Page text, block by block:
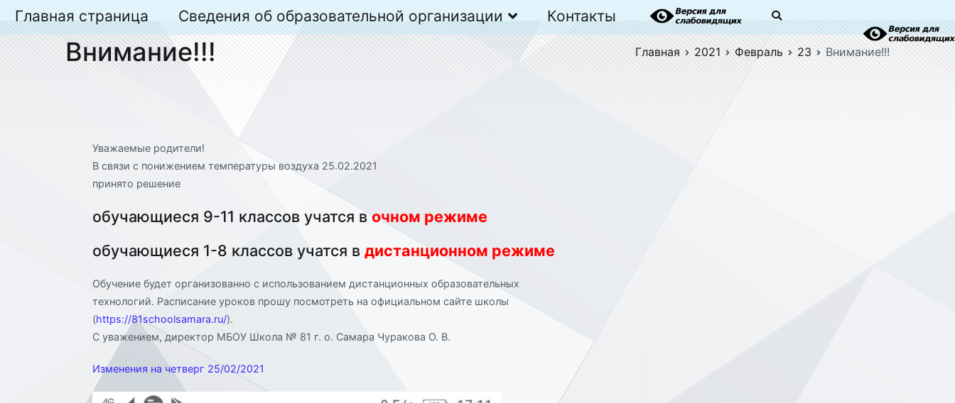
Перейти
содержимому
Главная страница Сведения об образовательной организации Контакты
Внимание!!! Главная 2021 Февраль 23 Внимание!!!
Уважаемые родители!
В связи с понижением температуры воздуха 25.02.2021
принято решение
обучающиеся 9-11 классов учатся вочном режиме
обучающиеся 1-8 классов учатся в дистанционном режиме
Обучение будет организованно с использованием дистанционных образовательных
технологий. Расписание уроков прошу посмотреть на официальном сайте школы
(https://81schoolsamara.ru/).
С уважением, директор МБОУ Школа № 81 г. о. Самара Чуракова О. В.
Изменения на четверг 25/02/2021